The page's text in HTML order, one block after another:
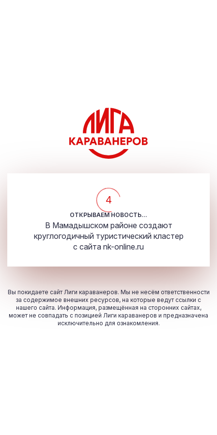
4
ОТКРЫВАЕМ НОВОСТЬ...
В Мамадышском районе создают
круглогодичный туристический кластер
с сайта nk-online.ru
Вы покидаете сайт Лиги караванеров. Мы не несём ответственности
за содержимое внешних ресурсов, на которые ведут ссылки с
нашего сайта. Информация, размещённая на сторонних сайтах,
может не совпадать с позицией Лиги караванеров и предназначена
исключительно для ознакомления.